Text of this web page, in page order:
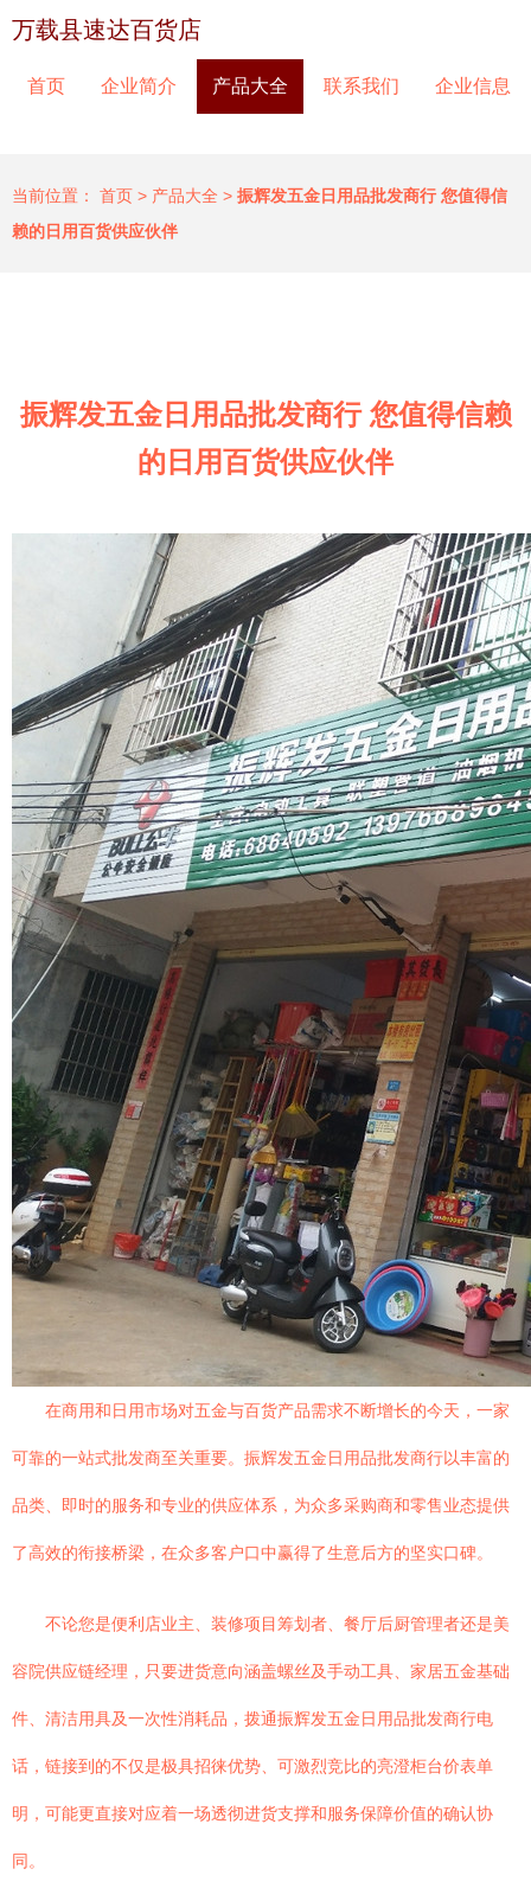
万载县速达百货店
首页 企业简介 产品大全 联系我们 企业信息
当前位置： 首页 > 产品大全 > 振辉发五金日用品批发商行 您值得信
赖的日用百货供应伙伴
振辉发五金日用品批发商行 您值得信赖
的日用百货供应伙伴
在商用和日用市场对五金与百货产品需求不断增长的今天，一家
可靠的一站式批发商至关重要。振辉发五金日用品批发商行以丰富的
品类、即时的服务和专业的供应体系，为众多采购商和零售业态提供
了高效的衔接桥梁，在众多客户口中赢得了生意后方的坚实口碑。
不论您是便利店业主、装修项目筹划者、餐厅后厨管理者还是美
容院供应链经理，只要进货意向涵盖螺丝及手动工具、家居五金基础
件、清洁用具及一次性消耗品，拨通振辉发五金日用品批发商行电
话，链接到的不仅是极具招徕优势、可激烈竞比的亮澄柜台价表单
明，可能更直接对应着一场透彻进货支撑和服务保障价值的确认协
同。